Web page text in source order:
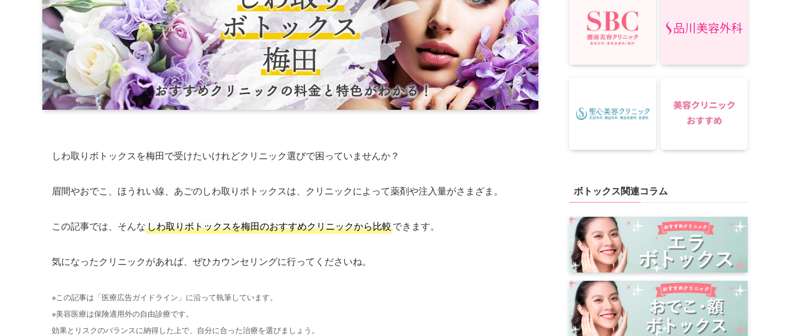
しわ取りボトックスを梅田で受けたいけれどクリニック選びで困っていませんか？
眉間やおでこ、ほうれい線、あごのしわ取りボトックスは、クリニックによって薬剤や注入量がさまざま。
この記事では、そんなしわ取りボトックスを梅田のおすすめクリニックから比較できます。
気になったクリニックがあれば、ぜひカウンセリングに行ってくださいね。
※この記事は「医療広告ガイドライン」に沿って執筆しています。
※美容医療は保険適用外の自由診療です。
効果とリスクのバランスに納得した上で、自分に合った治療を選びましょう。
ボトックス関連コラム